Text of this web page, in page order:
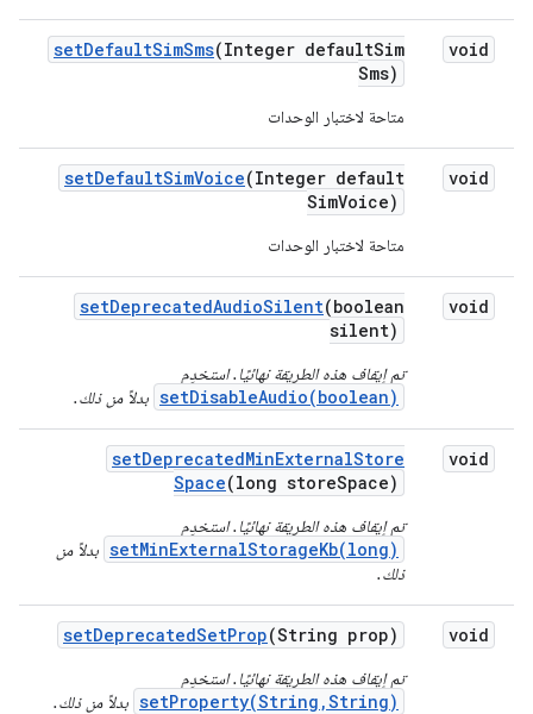
void
setDefaultSimSms(Integer defaultSim
Sms)
متاحة لاختبار الوحدات
void
setDefaultSimVoice(Integer default
SimVoice)
متاحة لاختبار الوحدات
void
setDeprecatedAudioSilent(boolean
silent)
تم إيقاف هذه الطريقة نهائيًا. استخدِم
setDisableAudio(boolean) بدلاً من ذلك.
void
setDeprecatedMinExternalStore
Space(long storeSpace)
تم إيقاف هذه الطريقة نهائيًا. استخدِم
setMinExternalStorageKb(long) بدلاً من
ذلك.
void
setDeprecatedSetProp(String prop)
تم إيقاف هذه الطريقة نهائيًا. استخدِم
setProperty(String,String) بدلاً من ذلك.